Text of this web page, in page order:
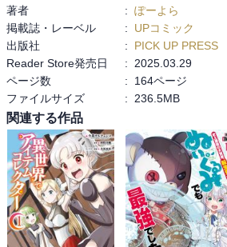
著者
: ぽーよら
掲載誌・レーベル
:
UPコミック
出版社
:
PICK UP PRESS
Reader Store発売日
:
2025.03.29
ページ数
:
164ページ
ファイルサイズ
: 236.5MB
関連する作品